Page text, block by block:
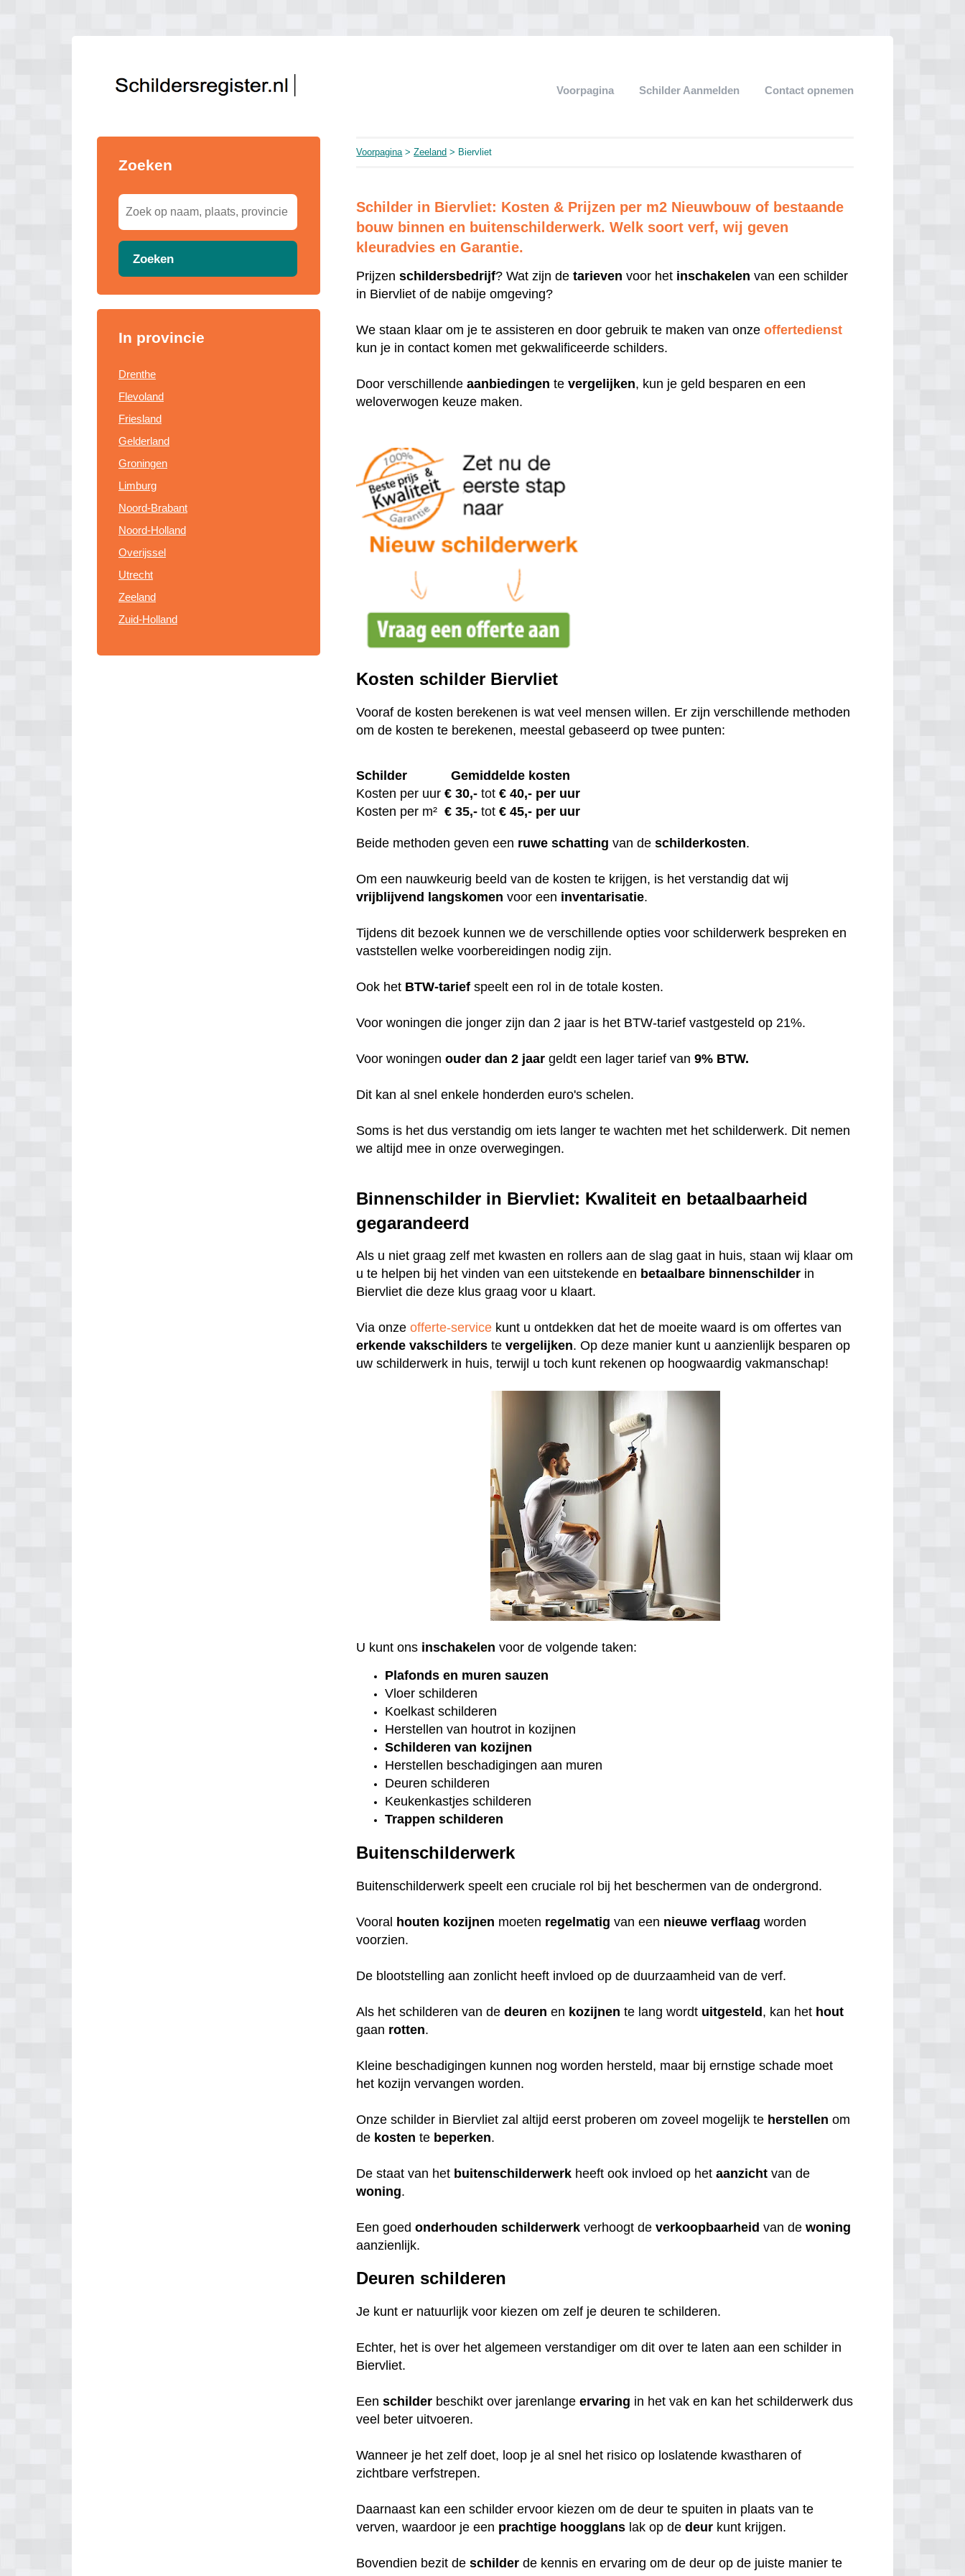
Voorpagina Schilder Aanmelden Contact opnemen
Zoeken
Zoeken
In provincie
Drenthe
Flevoland
Friesland
Gelderland
Groningen
Limburg
Noord-Brabant
Noord-Holland
Overijssel
Utrecht
Zeeland
Zuid-Holland
Voorpagina>Zeeland > Biervliet
Schilder in Biervliet: Kosten & Prijzen per m2 Nieuwbouw of bestaande
bouw binnen en buitenschilderwerk. Welk soort verf, wij geven
kleuradvies en Garantie.
Prijzenschildersbedrijf? Wat zijn detarieven voor het inschakelen van een schilder
in Biervliet of de nabije omgeving?
We staan klaar om je te assisteren en door gebruik te maken van onzeoffertedienst
kun je in contact komen met gekwalificeerde schilders.
Door verschillendeaanbiedingen tevergelijken, kun je geld besparen en een
weloverwogen keuze maken.
Kosten schilder Biervliet
Vooraf de kosten berekenen is wat veel mensen willen. Er zijn verschillende methoden
om de kosten te berekenen, meestal gebaseerd op twee punten:
Schilder
Gemiddelde kosten
Kosten per uur € 30,-tot € 40,- per uur
Kosten per m²€35,- tot € 45,- per uur
Beide methoden geven een ruwe schatting van deschilderkosten.
Om een nauwkeurig beeld van de kosten te krijgen, is het verstandig dat wij
vrijblijvend langskomen voor een inventarisatie.
Tijdens dit bezoek kunnen we de verschillende opties voor schilderwerk bespreken en
vaststellen welke voorbereidingen nodig zijn.
Ook het BTW-tarief speelt een rol in de totale kosten.
Voor woningen die jonger zijn dan 2 jaar is het BTW-tarief vastgesteld op 21%.
Voor woningenouder dan 2 jaar geldt een lager tarief van9% BTW.
Dit kan al snel enkele honderden euro's schelen.
Soms is het dus verstandig om iets langer te wachten met het schilderwerk. Dit nemen
we altijd mee in onze overwegingen.
Binnenschilder in Biervliet: Kwaliteit en betaalbaarheid
gegarandeerd
Als u niet graag zelf met kwasten en rollers aan de slag gaat in huis, staan wij klaar om
u te helpen bij het vinden van een uitstekende en betaalbare binnenschilder in
Biervliet die deze klus graag voor u klaart.
Via onzeofferte-service kunt u ontdekken dat het de moeite waard is om offertes van
erkende vakschilders tevergelijken. Op deze manier kunt u aanzienlijk besparen op
uw schilderwerk in huis, terwijl u toch kunt rekenen op hoogwaardig vakmanschap!
U kunt ons inschakelen voor de volgende taken:
Plafonds en muren sauzen
Vloer schilderen
Koelkast schilderen
Herstellen van houtrot in kozijnen
Schilderen van kozijnen
Herstellen beschadigingen aan muren
Deuren schilderen
Keukenkastjes schilderen
Trappen schilderen
Buitenschilderwerk
Buitenschilderwerk speelt een cruciale rol bij het beschermen van de ondergrond.
Vooral houten kozijnen moeten regelmatig van een nieuwe verflaag worden
voorzien.
De blootstelling aan zonlicht heeft invloed op de duurzaamheid van de verf.
Als het schilderen van dedeuren en kozijnen te lang wordt uitgesteld, kan het hout
gaan rotten.
Kleine beschadigingen kunnen nog worden hersteld, maar bij ernstige schade moet
het kozijn vervangen worden.
Onze schilder in Biervliet zal altijd eerst proberen om zoveel mogelijk te herstellen om
de kosten te beperken.
De staat van het buitenschilderwerk heeft ook invloed op hetaanzicht van de
woning.
Een goedonderhouden schilderwerk verhoogt deverkoopbaarheid van dewoning
aanzienlijk.
Deuren schilderen
Je kunt er natuurlijk voor kiezen om zelf je deuren te schilderen.
Echter, het is over het algemeen verstandiger om dit over te laten aan een schilder in
Biervliet.
Eenschilder beschikt over jarenlangeervaring in het vak en kan het schilderwerk dus
veel beter uitvoeren.
Wanneer je het zelf doet, loop je al snel het risico op loslatende kwastharen of
zichtbare verfstrepen.
Daarnaast kan een schilder ervoor kiezen om de deur te spuiten in plaats van te
verven, waardoor je een prachtige hoogglans lak op dedeur kunt krijgen.
Bovendien bezit deschilder de kennis en ervaring om de deur op de juiste manier te